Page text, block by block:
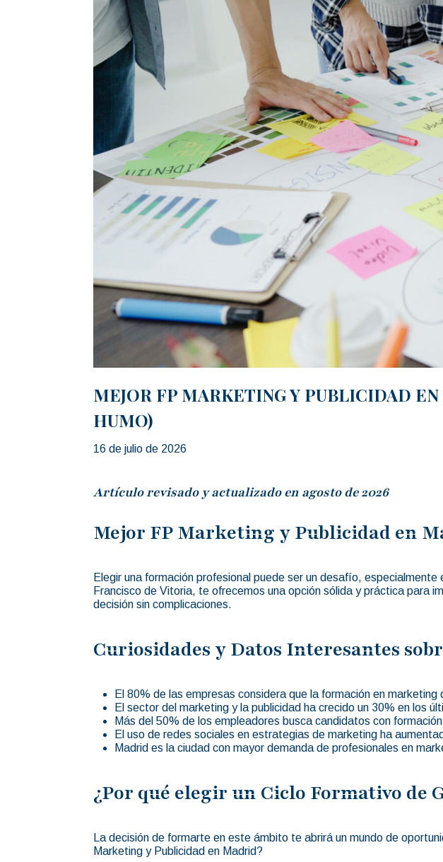
MEJOR FP MARKETING Y PUBLICIDAD
HUMO)
16 de julio de 2026
Artículo revisado y actualizado en agosto de 2026
Mejor FP Marketing y Publicidad en
Elegir una formación profesional puede ser un desafío,
Francisco de Vitoria, te ofrecemos una opción sólida y práctica para
decisión sin complicaciones.
Curiosidades y Datos Interesantes
El 80% de las empresas considera que la formación en
El sector del marketing y la publicidad ha crecido un 30% en los
Más del 50% de los empleadores busca candidatos con
El uso de redes sociales en estrategias de marketing ha
Madrid es la ciudad con mayor demanda de profesionales en
¿Por qué elegir un Ciclo Formativo
La decisión de formarte en este ámbito te abrirá un mundo de
Marketing y Publicidad en Madrid?